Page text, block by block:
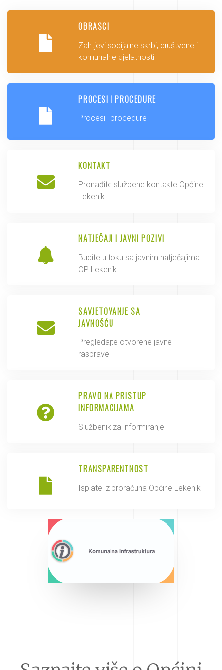
OBRASCI
Zahtjevi socijalne skrbi, društvene i
komunalne djelatnosti
PROCESI I PROCEDURE
Procesi i procedure
KONTAKT
Pronađite službene kontakte Općine
Lekenik
NATJEČAJI I JAVNI POZIVI
Budite u toku sa javnim natječajima
OP Lekenik
SAVJETOVANJE SA
JAVNOŠĆU
Pregledajte otvorene javne
rasprave
PRAVO NA PRISTUP
INFORMACIJAMA
Službenik za informiranje
TRANSPARENTNOST
Isplate iz proračuna Općine Lekenik